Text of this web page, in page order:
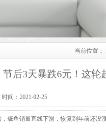
当前位置：
后3天暴跌6元！这轮
间：2021-02-25
鳜鱼销量直线下滑，恢复到年前还没